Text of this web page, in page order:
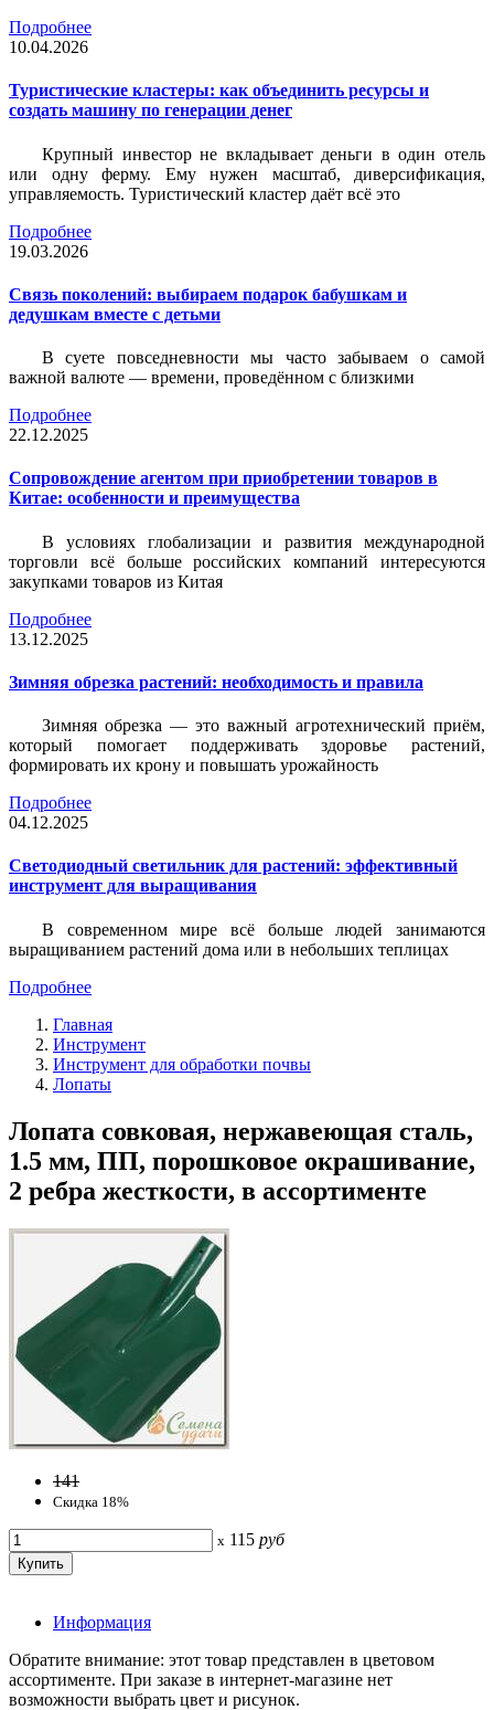
Подробнее
10.04.2026
Туристические кластеры: как объединить ресурсы и
создать машину по генерации денег
Крупный инвестор не вкладывает деньги в один отель
или одну ферму. Ему нужен масштаб, диверсификация,
управляемость. Туристический кластер даёт всё это
Подробнее
19.03.2026
Связь поколений: выбираем подарок бабушкам и
дедушкам вместе с детьми
В суете повседневности мы часто забываем о самой
важной валюте — времени, проведённом с близкими
Подробнее
22.12.2025
Сопровождение агентом при приобретении товаров в
Китае: особенности и преимущества
В условиях глобализации и развития международной
торговли всё больше российских компаний интересуются
закупками товаров из Китая
Подробнее
13.12.2025
Зимняя обрезка растений: необходимость и правила
Зимняя обрезка — это важный агротехнический приём,
который помогает поддерживать здоровье растений,
формировать их крону и повышать урожайность
Подробнее
04.12.2025
Светодиодный светильник для растений: эффективный
инструмент для выращивания
В современном мире всё больше людей занимаются
выращиванием растений дома или в небольших теплицах
Подробнее
Главная
Инструмент
Инструмент для обработки почвы
Лопаты
Лопата совковая, нержавеющая сталь,
1.5 мм, ПП, порошковое окрашивание,
2 ребра жесткости, в ассортименте
141
Скидка 18%
x 115 руб
Информация
Обратите внимание: этот товар представлен в цветовом
ассортименте. При заказе в интернет-магазине нет
возможности выбрать цвет и рисунок.